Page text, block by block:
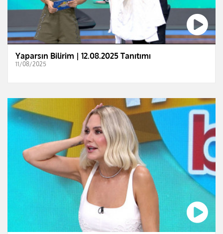
Yaparsın Bilirim | 12.08.2025 Tanıtımı
11/08/2025